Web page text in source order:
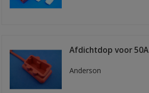
Afdichtdop voor 50A
Anderson